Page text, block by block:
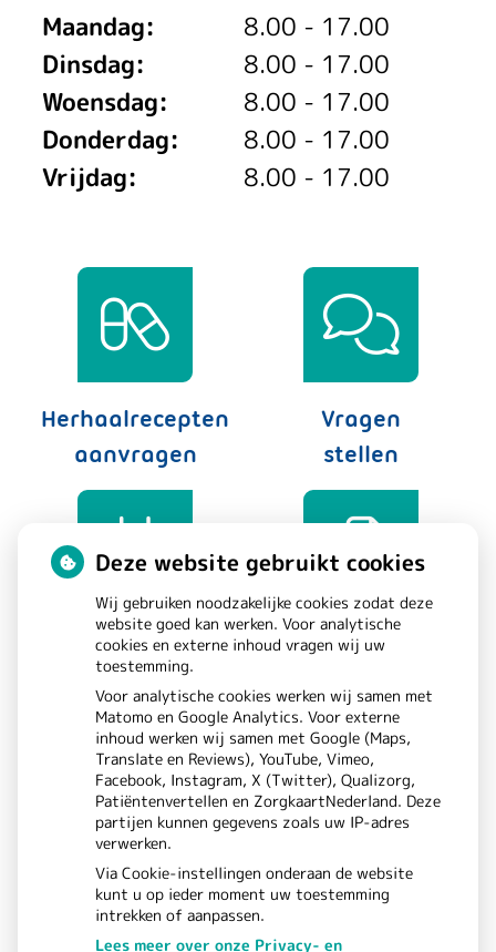
Maandag:
8.00 - 17.00
Dinsdag:
8.00 - 17.00
Woensdag:
8.00 - 17.00
Donderdag:
8.00 - 17.00
Vrijdag:
8.00 - 17.00
Herhaalrecepten
aanvragen
Vragen
stellen
Afspraken
maken
Dossier
Deze website gebruikt cookies
Wij gebruiken noodzakelijke cookies zodat deze
website goed kan werken. Voor analytische
cookies en externe inhoud vragen wij uw
toestemming.
Voor analytische cookies werken wij samen met
Matomo en Google Analytics. Voor externe
inhoud werken wij samen met Google (Maps,
Translate en Reviews), YouTube, Vimeo,
Facebook, Instagram, X (Twitter), Qualizorg,
Patiëntenvertellen en ZorgkaartNederland. Deze
partijen kunnen gegevens zoals uw IP-adres
verwerken.
Via Cookie-instellingen onderaan de website
kunt u op ieder moment uw toestemming
intrekken of aanpassen.
Lees meer over onze Privacy- en